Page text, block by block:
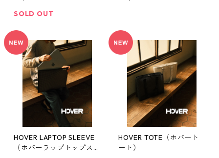
SOLD OUT
HOVER LAPTOP SLEEVE
（ホバーラップトップスリ
HOVER TOTE（ホバート
ート）